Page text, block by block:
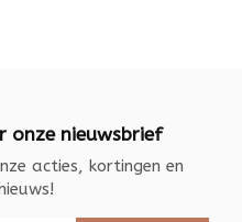
nieuwsbrief
acties, kortingen en